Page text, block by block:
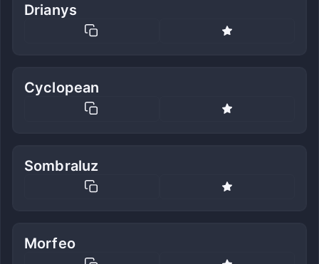
Drianys
Cyclopean
Sombraluz
Morfeo